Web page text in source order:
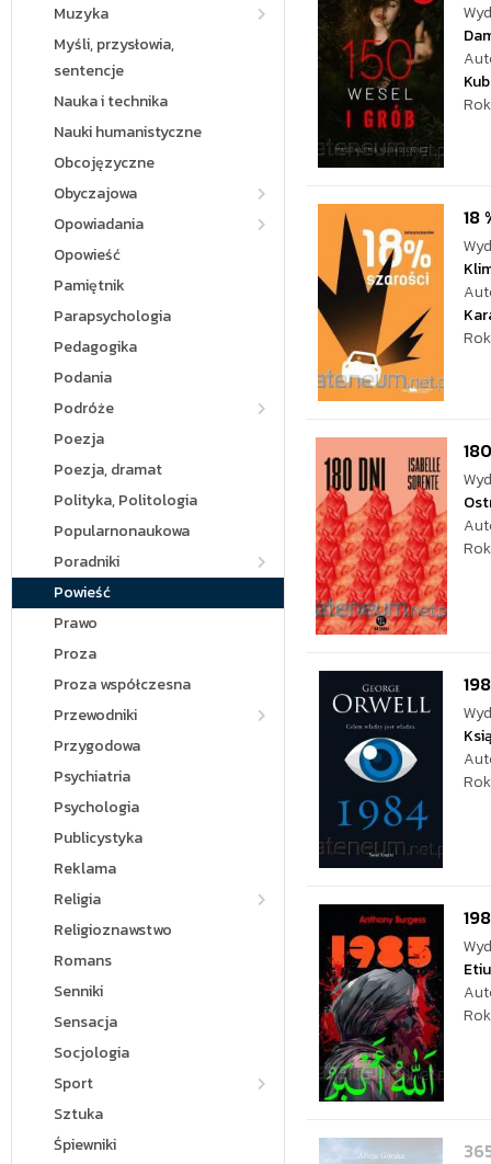
Muzyka
Myśli, przysłowia,
sentencje
Nauka i technika
Nauki humanistyczne
Obcojęzyczne
Obyczajowa
Opowiadania
Opowieść
Pamiętnik
Parapsychologia
Pedagogika
Podania
Podróże
Poezja
Poezja, dramat
Polityka, Politologia
Popularnonaukowa
Poradniki
Powieść
Prawo
Proza
Proza współczesna
Przewodniki
Przygodowa
Psychiatria
Psychologia
Publicystyka
Reklama
Religia
Religioznawstwo
Romans
Senniki
Sensacja
Socjologia
Sport
Sztuka
Śpiewniki
18